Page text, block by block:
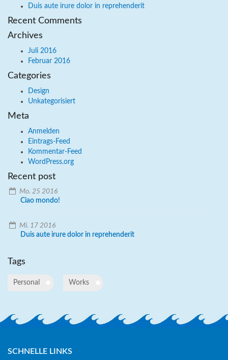
Duis aute irure dolor in reprehenderit
Recent Comments
Archives
Juli 2016
Februar 2016
Categories
Design
Unkategorisiert
Meta
Anmelden
Eintrags-Feed
Kommentar-Feed
WordPress.org
Recent post
Mo. 25 2016
Ciao mondo!
Mi. 17 2016
Duis aute irure dolor in reprehenderit
Tags
Personal Works
SCHNELLE LINKS